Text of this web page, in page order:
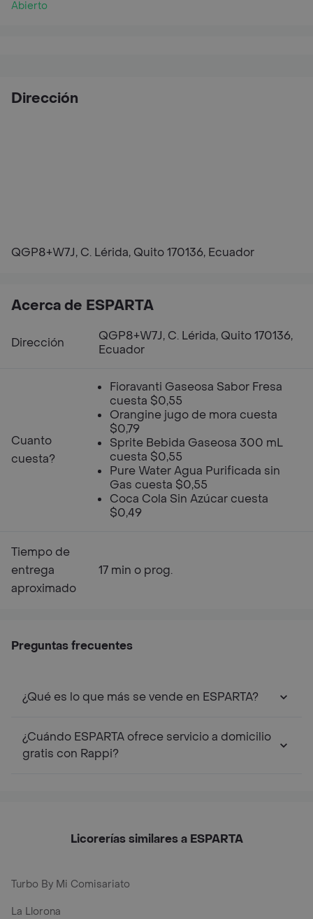
Abierto
Dirección
QGP8+W7J, C. Lérida, Quito 170136, Ecuador
Acerca de ESPARTA
Dirección
QGP8+W7J, C. Lérida, Quito 170136,
Ecuador
Cuanto
cuesta?
Fioravanti Gaseosa Sabor Fresa
cuesta $0,55
Orangine jugo de mora cuesta
$0,79
Sprite Bebida Gaseosa 300 mL
cuesta $0,55
Pure Water Agua Purificada sin
Gas cuesta $0,55
Coca Cola Sin Azúcar cuesta
$0,49
Tiempo de
entrega
aproximado
17 min o prog.
Preguntas frecuentes
¿Qué es lo que más se vende en ESPARTA?
¿Cuándo ESPARTA ofrece servicio a domicilio
gratis con Rappi?
Licorerías similares a ESPARTA
Turbo By Mi Comisariato
La Llorona